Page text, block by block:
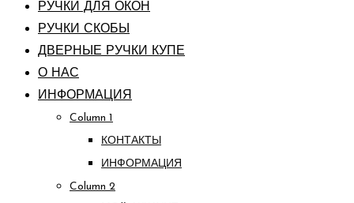
РУЧКИ ДЛЯ ОКОН
РУЧКИ СКОБЫ
ДВЕРНЫЕ РУЧКИ КУПЕ
О НАС
ИНФОРМАЦИЯ
Column 1
КОНТАКТЫ
ИНФОРМАЦИЯ
Column 2